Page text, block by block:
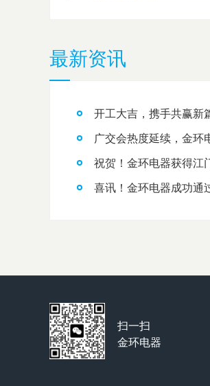
最新资讯
开工大吉，携手共赢新
广交会热度延续，金环
祝贺！金环电器获得江
喜讯！金环电器成功通
扫一扫
金环电器